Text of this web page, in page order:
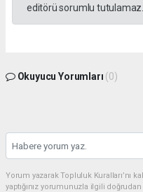
editörü sorumlu tutulamaz...
Okuyucu Yorumları (0)
Yorum yazarak Topluluk Kuralları’nı
yaptığınız yorumunuzla ilgili